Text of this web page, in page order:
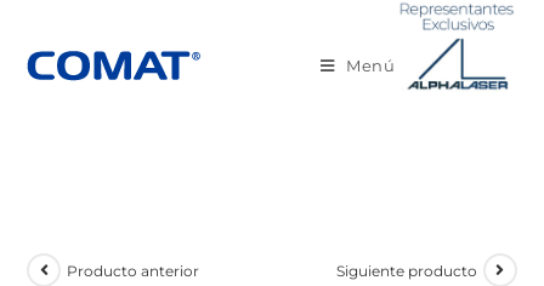
Menú
Producto anterior Siguiente producto